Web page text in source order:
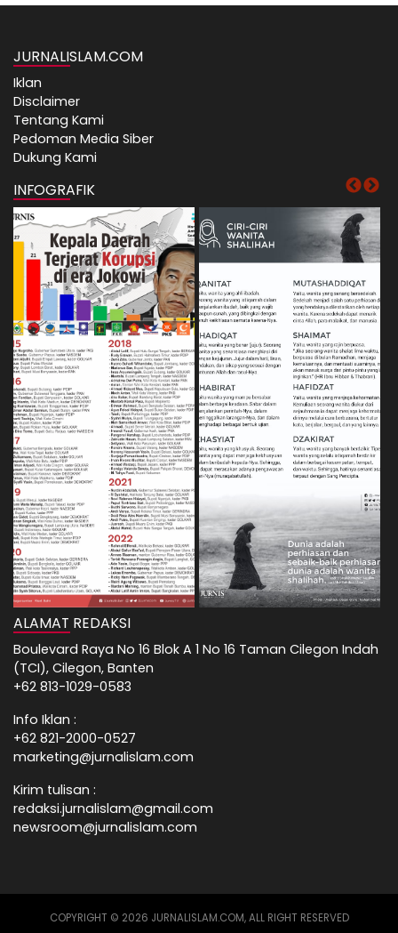
JURNALISLAM.COM
Iklan
Disclaimer
Tentang Kami
Pedoman Media Siber
Dukung Kami
INFOGRAFIK
ALAMAT REDAKSI
Boulevard Raya No 16 Blok A 1 No 16 Taman Cilegon Indah
(TCI), Cilegon, Banten
+62 813-1029-0583
Info Iklan :
+62 821-2000-0527
marketing@jurnalislam.com
Kirim tulisan :
redaksi.jurnalislam@gmail.com
newsroom@jurnalislam.com
COPYRIGHT © 2026 JURNALISLAM.COM, ALL RIGHT RESERVED